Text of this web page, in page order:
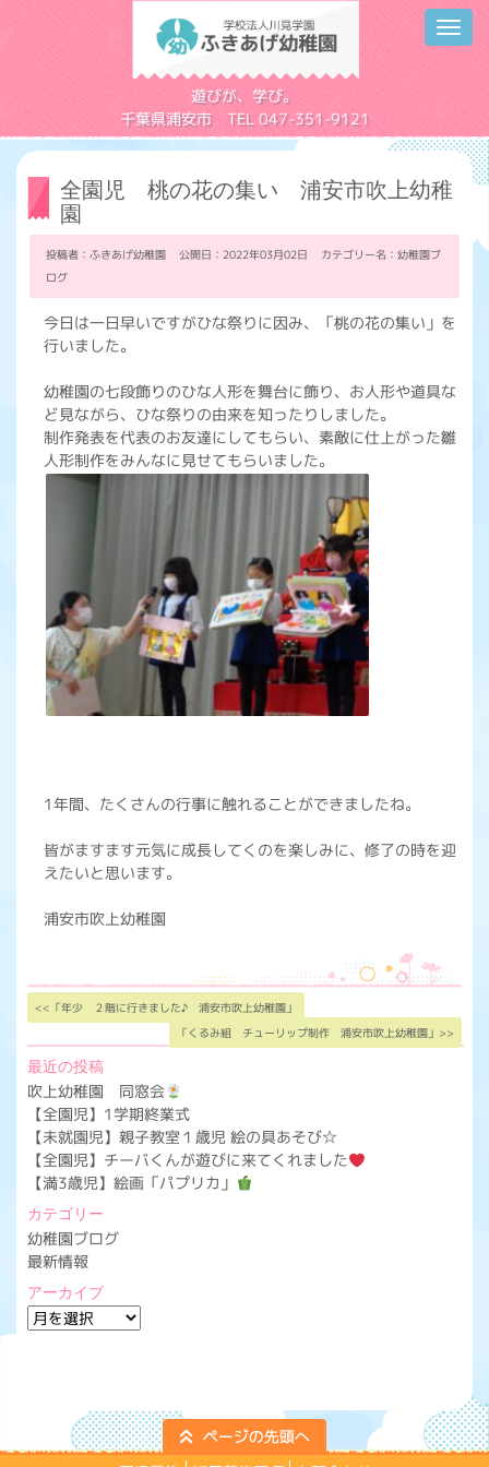
遊びが、学び。
千葉県浦安市 TEL 047-351-9121
全園児 桃の花の集い 浦安市吹上幼稚
園
投稿者：ふきあげ幼稚園 公開日：2022年03月02日 カテゴリー名： 幼稚園ブ
ログ
今日は一日早いですがひな祭りに因み、「桃の花の集い」を
行いました。
幼稚園の七段飾りのひな人形を舞台に飾り、お人形や道具な
ど見ながら、ひな祭りの由来を知ったりしました。
制作発表を代表のお友達にしてもらい、素敵に仕上がった雛
人形制作をみんなに見せてもらいました。
1年間、たくさんの行事に触れることができましたね。
皆がますます元気に成長してくのを楽しみに、修了の時を迎
えたいと思います。
浦安市吹上幼稚園
<<「年少 ２階に行きました♪ 浦安市吹上幼稚園」
「くるみ組 チューリップ制作 浦安市吹上幼稚園」>>
最近の投稿
吹上幼稚園 同窓会
【全園児】1学期終業式
【未就園児】親子教室１歳児 絵の具あそび☆
【全園児】チーバくんが遊びに来てくれました
【満3歳児】絵画「パプリカ」
カテゴリー
幼稚園ブログ
最新情報
アーカイブ
ア